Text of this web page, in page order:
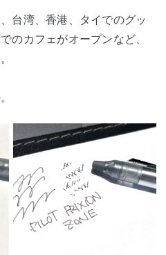
台湾、香港、タイでのグッ
のカフェがオープンなど、